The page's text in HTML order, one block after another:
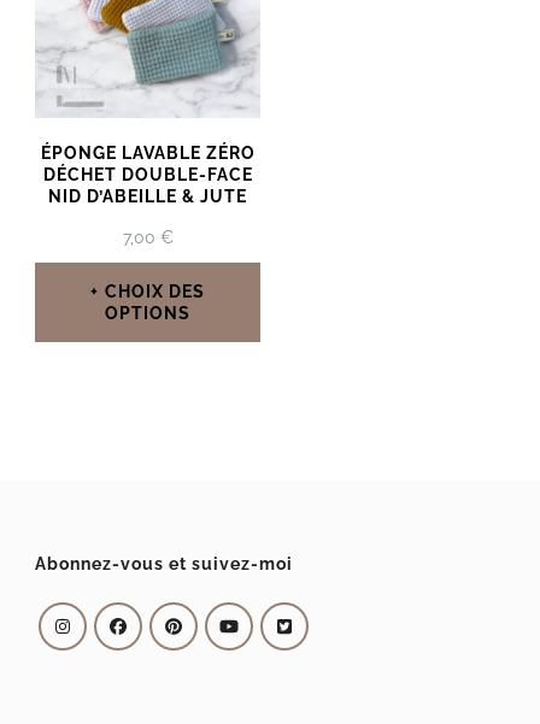
ÉPONGE LAVABLE ZÉRO
DÉCHET DOUBLE-FACE
NID D’ABEILLE & JUTE
7,00 €
CHOIX DES
OPTIONS
Les
options
peuvent
Abonnez-vous et suivez-moi